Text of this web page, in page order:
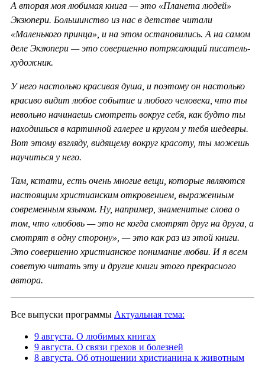
А вторая моя любимая книга — это «Планета людей»
Экзюпери. Большинство из нас в детстве читали
«Маленького принца», и на этом остановились. А на самом
деле Экзюпери — это совершенно потрясающий писатель-
художник.
У него настолько красивая душа, и поэтому он настолько
красиво видит любое событие и любого человека, что ты
невольно начинаешь смотреть вокруг себя, как будто ты
находишься в картинной галерее и кругом у тебя шедевры.
Вот этому взгляду, видящему вокруг красоту, ты можешь
научиться у него.
Там, кстати, есть очень многие вещи, которые являются
настоящим христианским откровением, выраженным
современным языком. Ну, например, знаменитые слова о
том, что «любовь — это не когда смотрят друг на друга, а
смотрят в одну сторону», — это как раз из этой книги.
Это совершенно христианское понимание любви. И я всем
советую читать эту и другие книги этого прекрасного
автора.
Все выпуски программы Актуальная тема:
9 августа. О любимых книгах
9 августа. О связи грехов и болезней
8 августа. Об отношении христианина к животным